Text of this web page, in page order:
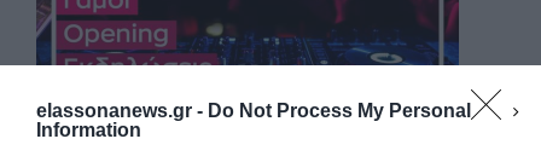
elassonanews.gr - Do Not Process My Personal
Information